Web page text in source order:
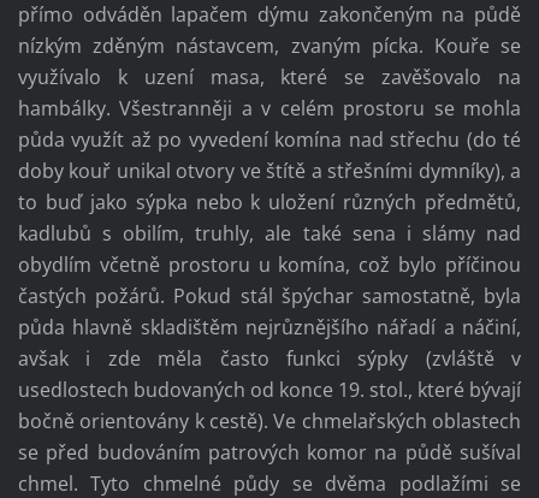
přímo odváděn lapačem dýmu zakončeným na půdě
nízkým zděným nástavcem, zvaným pícka. Kouře se
využívalo k uzení masa, které se zavěšovalo na
hambálky. Všestranněji a v celém prostoru se mohla
půda využít až po vyvedení komína nad střechu (do té
doby kouř unikal otvory ve štítě a střešními dymníky), a
to buď jako sýpka nebo k uložení různých předmětů,
kadlubů s obilím, truhly, ale také sena i slámy nad
obydlím včetně prostoru u komína, což bylo příčinou
častých požárů. Pokud stál špýchar samostatně, byla
půda hlavně skladištěm nejrůznějšího nářadí a náčiní,
avšak i zde měla často funkci sýpky (zvláště v
usedlostech budovaných od konce 19. stol., které bývají
bočně orientovány k cestě). Ve chmelařských oblastech
se před budováním patrových komor na půdě sušíval
chmel. Tyto chmelné půdy se dvěma podlažími se